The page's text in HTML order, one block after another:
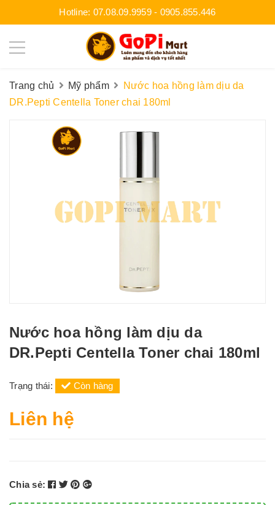
Hotline: 07.08.09.9959- 0905.855.446
Trang chủ Mỹ phẩm
Nước hoa hồng làm dịu da
DR.Pepti Centella Toner chai 180ml
Nước hoa hồng làm dịu da
DR.Pepti Centella Toner chai 180ml
Trạng thái: Còn hàng
Liên hệ
Chia sẻ: